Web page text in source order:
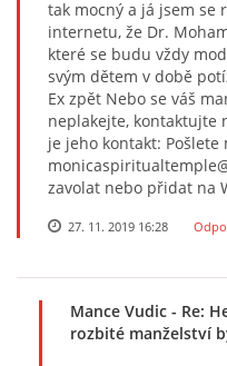
tak mocný a já jsem se
internetu, že Dr.
které se budu vždy
svým dětem v době
Ex zpět Nebo se váš
neplakejte, kontaktujte
je jeho kontakt:
zavolat nebo přidat na
27. 11. 2019 16:28
Mance Vudic - Re:
rozbité manželství